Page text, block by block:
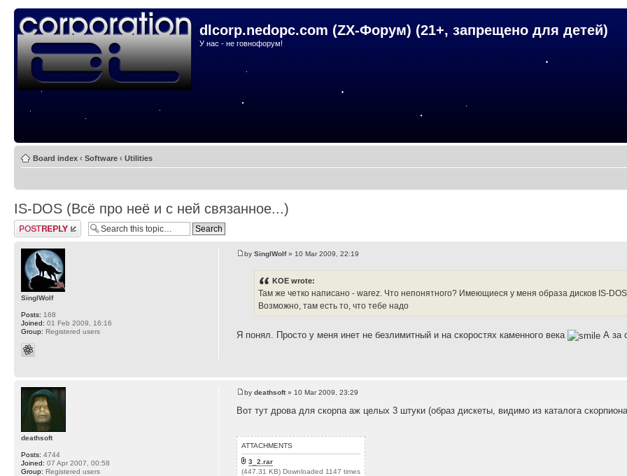
dlcorp.nedopc.com (ZX-Форум) (21+, запрещено для детей)
У нас - не говнофорум!
Board index ‹ Software ‹ Utilities
IS-DOS (Всё про неё и с ней связанное...)
Post a reply
bySinglWolf» 10 Mar 2009, 22:19
KOE wrote:
Там же четко написано - warez. Что непонятного? Имеющиеся у меня образа дисков IS-
Возможно, там есть то, что тебе надо
Я понял. Просто у меня инет не безлимитный и на скоростях каменного века А за
SinglWolf
Posts: 168
Joined: 01 Feb 2009, 16:16
Group: Registered users
bydeathsoft» 10 Mar 2009, 23:29
Вот тут дрова для скорпа аж целых 3 штуки (образ дискеты, видимо из каталога
ATTACHMENTS
3_2.rar
(447.31 KB) Downloaded 1147 times
deathsoft
Posts: 4744
Joined: 07 Apr 2007, 00:58
Group: Registered users